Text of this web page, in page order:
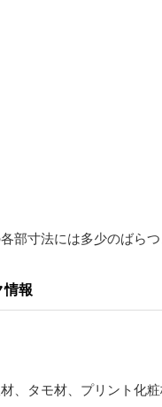
部寸法には多少のばらつ
情報
、タモ材、プリント化粧